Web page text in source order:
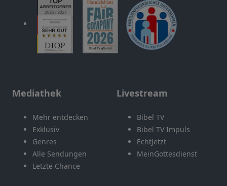
Mediathek
Mehr entdecken
Exklusiv
Genres
Alle Sendungen
Letzte Chance
Livestream
Bibel TV
Bibel TV Impuls
EchtJetzt
MeinGottesdienst